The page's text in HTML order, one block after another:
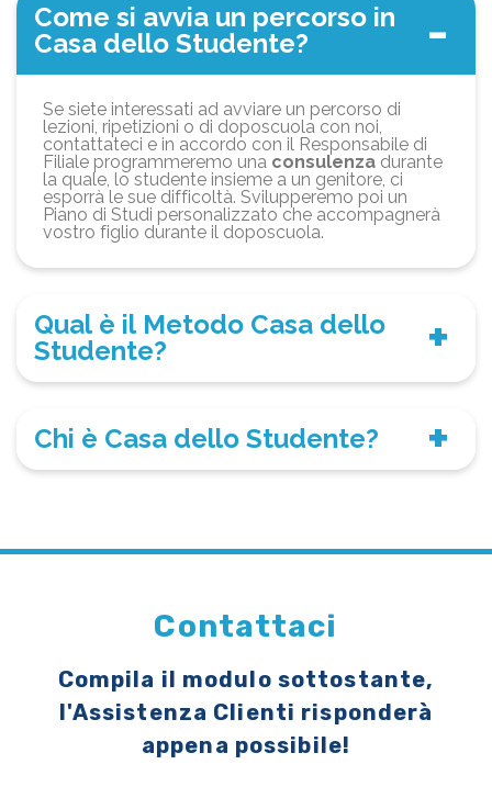
Come si avvia un percorso in
Casa dello Studente?
Se siete interessati ad avviare un percorso di
lezioni, ripetizioni o di doposcuola con noi,
contattateci e in accordo con il Responsabile di
Filiale programmeremo una consulenza durante
la quale, lo studente insieme a un genitore, ci
esporrà le sue difficoltà. Svilupperemo poi un
Piano di Studi personalizzato che accompagnerà
vostro figlio durante il doposcuola.
Qual è il Metodo Casa dello
Studente?
Chi è Casa dello Studente?
Contattaci
Compila il modulo sottostante,
l'Assistenza Clienti risponderà
appena possibile!